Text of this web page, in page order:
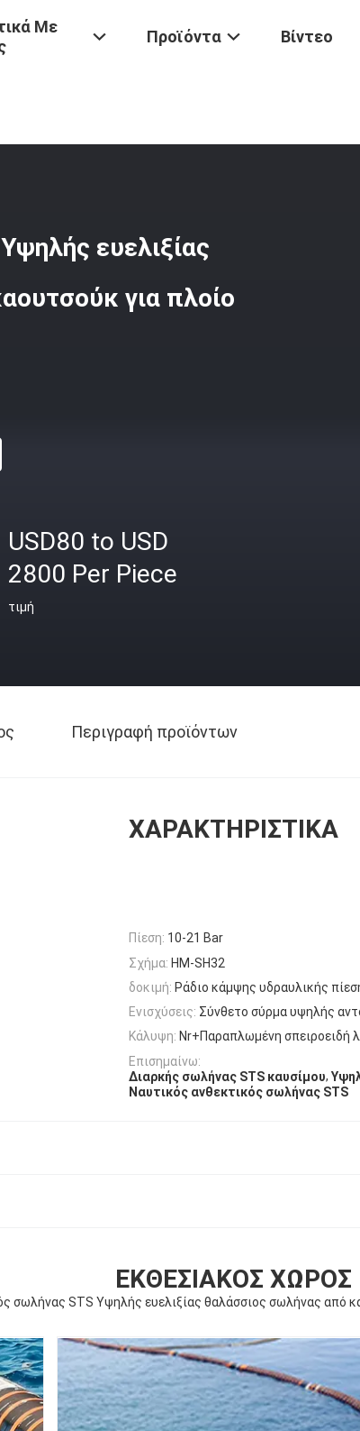
Με
Προϊόντα Βίντεο
ευελιξίας
για πλοίο
USD80 to USD
2800 Per Piece
τιμή
Περιγραφή προϊόντων
ΧΑΡΑΚΤΗΡΙΣΤΙΚΆ
Πίεση: 10-21 Bar
Σχήμα: HM-SH32
δοκιμή: Ράδιο κάμψης υδραυλικής
Ενισχύσεις: Σύνθετο σύρμα υψηλής
Κάλυψη: Nr+Παραπλωμένη σπειροειδή
Επισημαίνω:
Διαρκής σωλήνας STS καυσίμου,
Ναυτικός ανθεκτικός σωλήνας STS
ΕΚΘΕΣΙΑΚΌΣ ΧΏΡΟΣ
σωλήνας STS Υψηλής ευελιξίας θαλάσσιος σωλήνας από